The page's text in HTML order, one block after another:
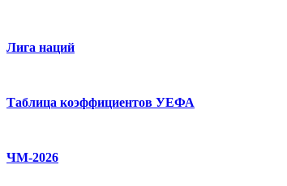
Лига наций
Таблица коэффициентов УЕФА
ЧМ-2026